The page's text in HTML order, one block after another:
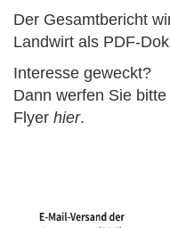
Der Gesamtbericht
Landwirt als PDF-
Interesse geweckt?
Dann werfen Sie
Flyer hier.